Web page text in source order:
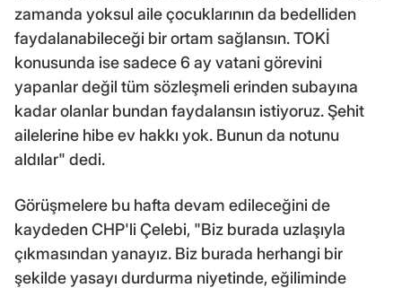
zamanda yoksul aile çocuklarının da bedelliden
faydalanabileceği bir ortam sağlansın. TOKİ
konusunda ise sadece 6 ay vatani görevini
yapanlar değil tüm sözleşmeli erinden subayına
kadar olanlar bundan faydalansın istiyoruz. Şehit
ailelerine hibe ev hakkı yok. Bunun da notunu
aldılar" dedi.
Görüşmelere bu hafta devam edileceğini de
kaydeden CHP'li Çelebi, "Biz burada uzlaşıyla
çıkmasından yanayız. Biz burada herhangi bir
şekilde yasayı durdurma niyetinde, eğiliminde